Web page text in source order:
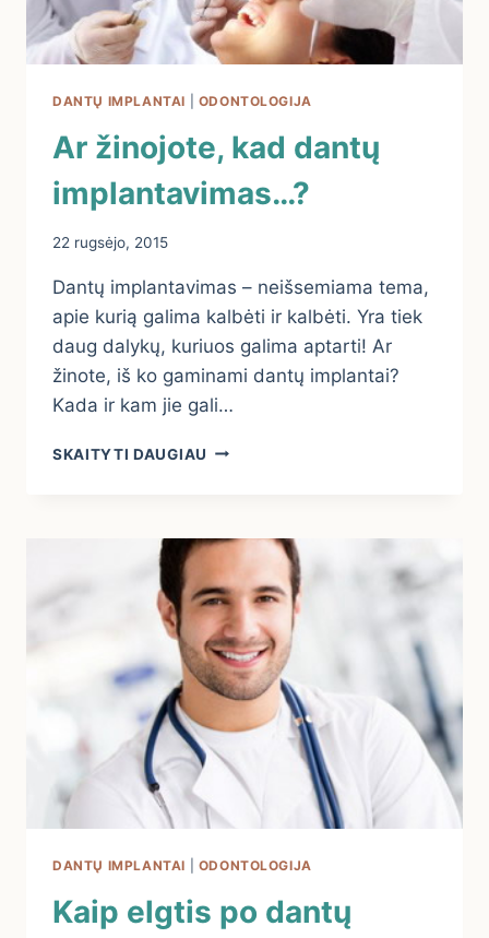
DANTŲ IMPLANTAI ODONTOLOGIJA
Ar žinojote, kad dantų
implantavimas…?
22 rugsėjo, 2015
Dantų implantavimas – neišsemiama tema,
apie kurią galima kalbėti ir kalbėti. Yra tiek
daug dalykų, kuriuos galima aptarti! Ar
žinote, iš ko gaminami dantų implantai?
Kada ir kam jie gali…
SKAITYTI DAUGIAU AR
IMPLANTAVIMAS…?
DANTŲ IMPLANTAI ODONTOLOGIJA
Kaip elgtis po dantų